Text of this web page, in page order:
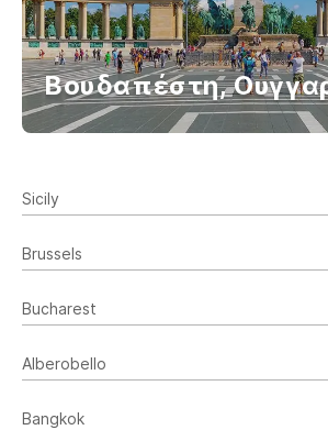
Βουδαπέστη,
Sicily
Brussels
Bucharest
Alberobello
Bangkok